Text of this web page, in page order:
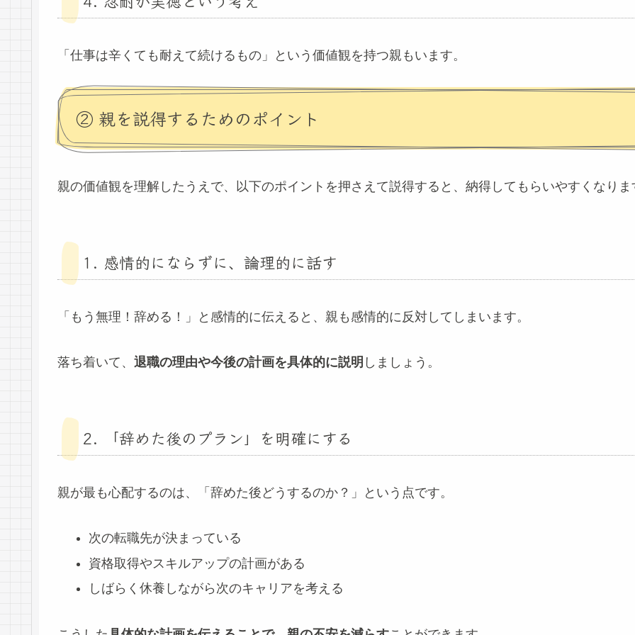
「仕事は辛くても耐えて続けるもの」という価値観を持つ親もいます。
② 親を説得するためのポイント
親の価値観を理解したうえで、以下のポイントを押さえて説得すると、納得してもらいやすくなりま
1. 感情的にならずに、論理的に話す
「もう無理！辞める！」と感情的に伝えると、親も感情的に反対してしまいます。
落ち着いて、 退職の理由や今後の計画を具体的に説明 しましょう。
2. 「辞めた後のプラン」を明確にする
親が最も心配するのは、「辞めた後どうするのか？」という点です。
次の転職先が決まっている
資格取得やスキルアップの計画がある
しばらく休養しながら次のキャリアを考える